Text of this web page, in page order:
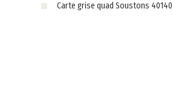
Carte grise quad Soustons 40140